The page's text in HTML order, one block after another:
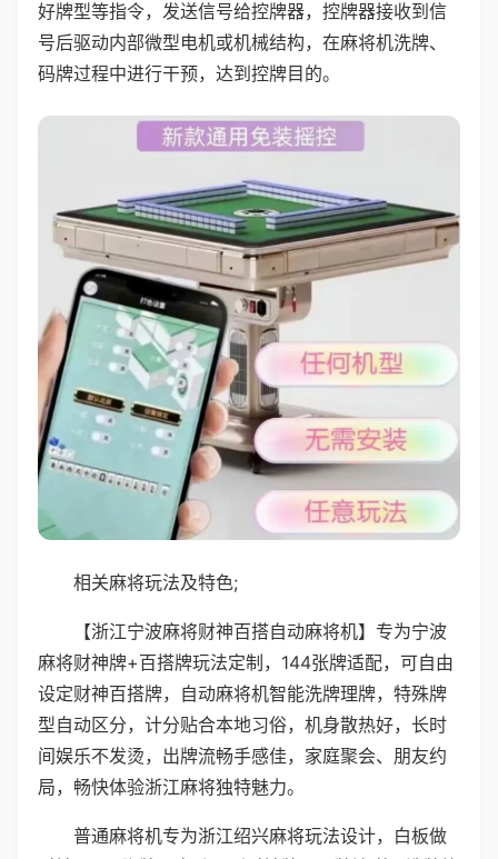
好牌型等指令，发送信号给控牌器，控牌器接收到信
号后驱动内部微型电机或机械结构，在麻将机洗牌、
码牌过程中进行干预，达到控牌目的。
相关麻将玩法及特色;
【浙江宁波麻将财神百搭自动麻将机】专为宁波
麻将财神牌+百搭牌玩法定制，144张牌适配，可自由
设定财神百搭牌，自动麻将机智能洗牌理牌，特殊牌
型自动区分，计分贴合本地习俗，机身散热好，长时
间娱乐不发烫，出牌流畅手感佳，家庭聚会、朋友约
局，畅快体验浙江麻将独特魅力。
普通麻将机专为浙江绍兴麻将玩法设计，白板做